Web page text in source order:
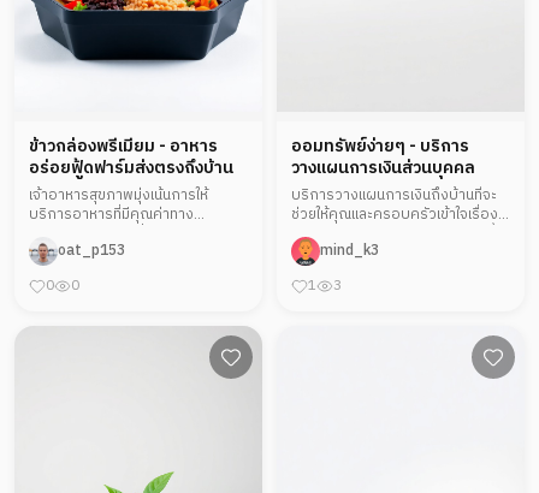
ข้าวกล่องพรีเมียม - อาหาร
อร่อยฟู้ดฟาร์มส่งตรงถึงบ้าน
เจ้าอาหารสุขภาพมุ่งเน้นการให้
บริการอาหารที่มีคุณค่าทาง
ของร้านคือการใช้วัตถุดิบจากแหล่ง
ผลิตที่เชื่อถือได้ บริการจัดส่งถึงที่
และให้คำปรึกษาด้านการรับประทาน
oat_p153
0
0
ออมทรัพย์ง่ายๆ - บริการ
วางแผนการเงินส่วนบุคคล
บริการวางแผนการเงินถึงบ้านที่จะ
ช่วยให้คุณและครอบครัวเข้าใจเรื่อง
การออมหรือการจัดการเงิน ง่ายขึ้น
เหมาะแก่การสร้างรากฐานทางการ
เงินที่มั่นคงในอนาคต.
mind_k3
1
3